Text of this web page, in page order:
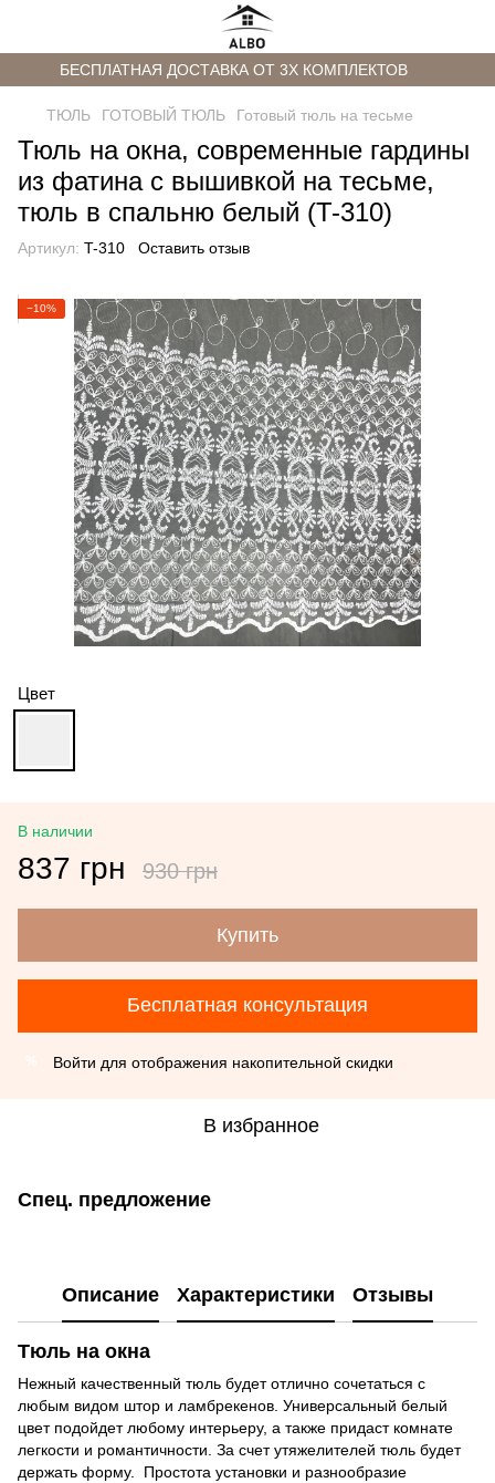
БЕСПЛАТНАЯ ДОСТАВКА ОТ 3Х КОМПЛЕКТОВ
ТЮЛЬ ГОТОВЫЙ ТЮЛЬ Готовый тюль на тесьме
Тюль на окна, современные гардины
из фатина с вышивкой на тесьме,
тюль в спальню белый (T-310)
Артикул: T-310 Оставить отзыв
−10%
Цвет
В наличии
837 грн 930 грн
Купить
Бесплатная консультация
Войти для отображения накопительной скидки
В избранное
Спец. предложение
Описание Характеристики Отзывы
Тюль на окна
Нежный качественный тюль будет отлично сочетаться с
любым видом штор и ламбрекенов. Универсальный белый
цвет подойдет любому интерьеру, а также придаст комнате
легкости и романтичности. За счет утяжелителей тюль будет
держать форму. Простота установки и разнообразие